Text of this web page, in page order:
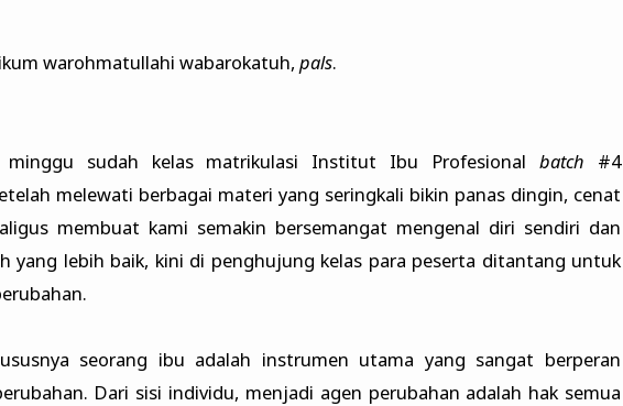
warohmatullahi wabarokatuh, pals.
minggu sudah kelas matrikulasi Institut Ibu Profesionalbatch #4
melewati berbagai materi yang seringkali bikin panas dingin, cenat
membuat kami semakin bersemangat mengenal diri sendiri dan
yang lebih baik, kini di penghujung kelas para peserta ditantang untuk
seorang ibu adalah instrumen utama yang sangat berperan
Dari sisi individu, menjadi agen perubahan adalah hak semua